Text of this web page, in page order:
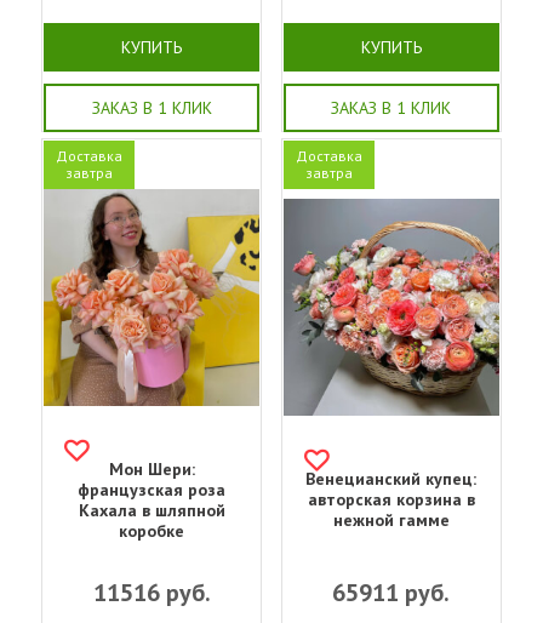
КУПИТЬ
ЗАКАЗ В 1 КЛИК
КУПИТЬ
ЗАКАЗ В 1 КЛИК
Доставка
завтра
Мон Шери:
французская роза
Кахала в шляпной
коробке
11516руб.
Доставка
завтра
Венецианский купец:
авторская корзина в
нежной гамме
65911 руб.